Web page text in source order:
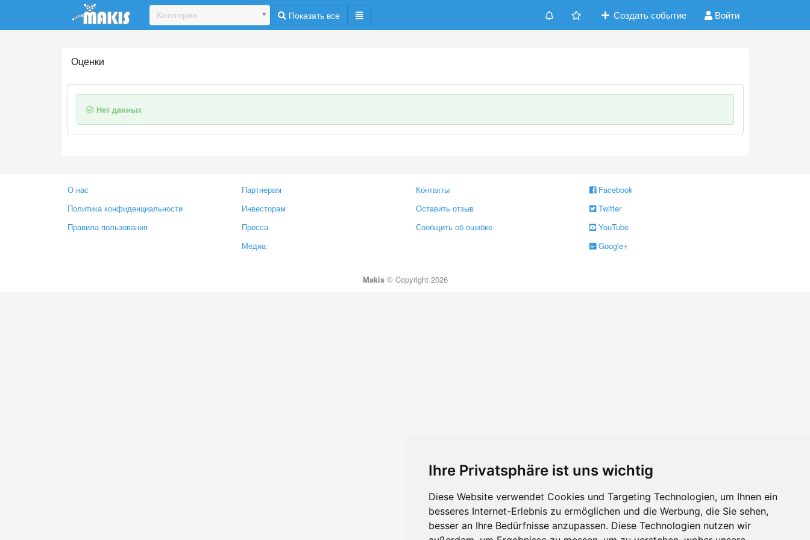
Ihre Privatsphäre ist uns wichtig
Diese Website verwendet Cookies und Targeting Technologien, um Ihnen ein
besseres Internet-Erlebnis zu ermöglichen und die Werbung, die Sie sehen,
besser an Ihre Bedürfnisse anzupassen. Diese Technologien nutzen wir
Update cookies preferences
Категория Показать все Создать событие Войти
Оценки
Нет данных
О нас
Политика конфиденциальности
Правила пользования
Партнерам
Инвесторам
Пресса
Медиа
Контакты
Оставить отзыв
Сообщить об ошибке
Facebook
Twitter
YouTube
Google+
Makis© Copyright 2026